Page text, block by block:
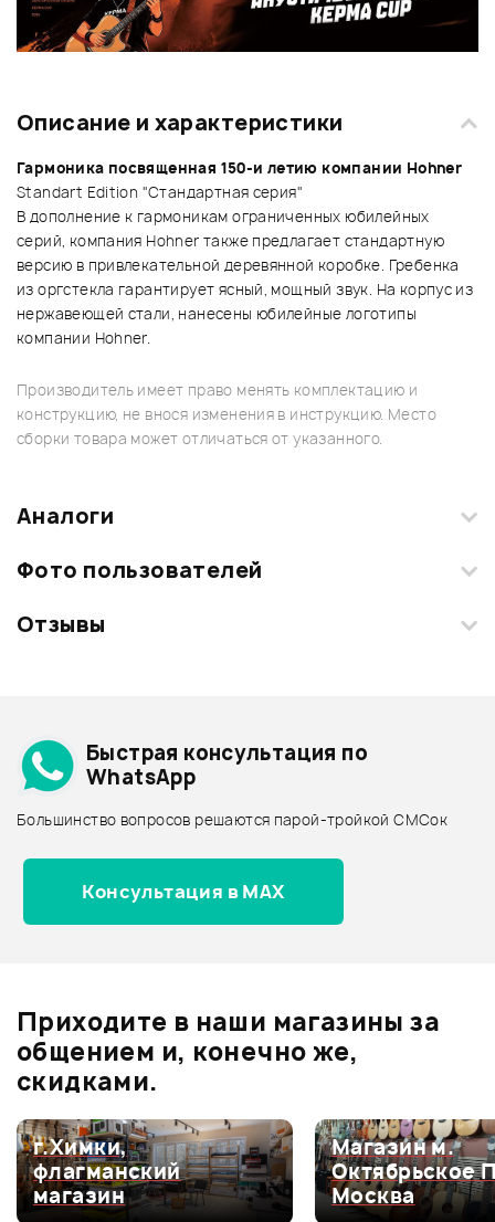
Описание и характеристики
Гармоника посвященная 150-и летию компании Hohner
Standart Edition "Стандартная серия"
В дополнение к гармоникам ограниченных юбилейных
серий, компания Hohner также предлагает стандартную
версию в привлекательной деревянной коробке. Гребенка
из оргстекла гарантирует ясный, мощный звук. На корпус из
нержавеющей стали, нанесены юбилейные логотипы
компании Hohner.
Производитель имеет право менять комплектацию и
конструкцию, не внося изменения в инструкцию. Место
сборки товара может отличаться от указанного.
Аналоги
1 350 ₽
АУДИО КАБЕЛЬ STAGG
Фото пользователей
Загрузите свои фотографии купленного товара и получите
Отзывы
0.0
Оценка5
0
Оценка4
0
Оценка3 0
Архив товаров - дешевле
Архив товаров - дороже
Все товары HOHNER
Архив товаров - новинки
Быстрая консультация по
WhatsApp
Большинство вопросов решаются парой-тройкой СМСок
Консультация в MAX
Приходите в наши магазины за
общением и, конечно же,
скидками.
г.Химки,
флагманский
магазин
Магазин м.
Октябрьское
Москва